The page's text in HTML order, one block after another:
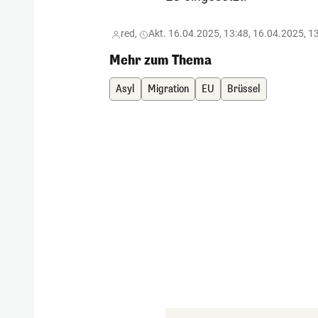
red, Akt. 16.04.2025, 13:48, 16.04.2025,
Mehr zum Thema
Asyl Migration EU Brüssel